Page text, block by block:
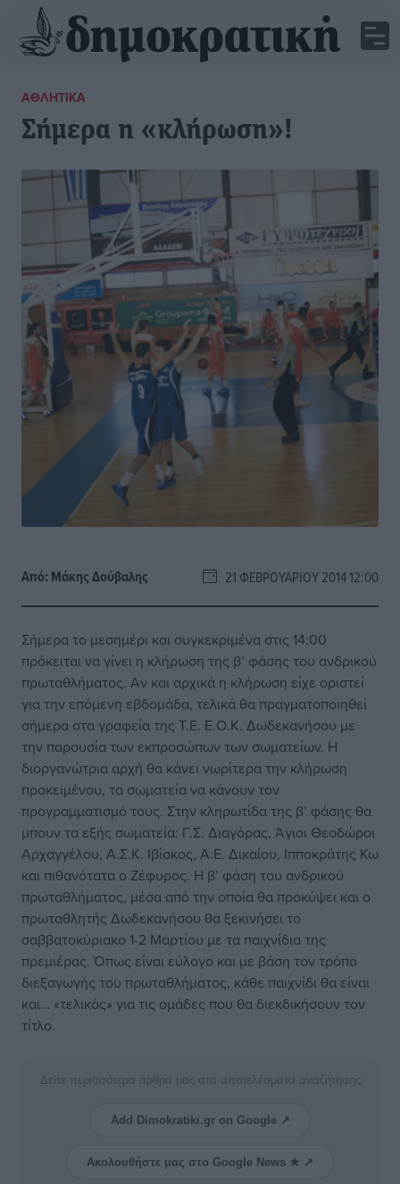
ΑΘΛΗΤΙΚΆ
Σήμερα η «κλήρωση»!
Από: Μάκης Δούβαλης 21 ΦΕΒΡΟΥΑΡΊΟΥ 2014 12:00
Σήμερα το μεσημέρι και συγκεκριμένα στις 14:00
πρόκειται να γίνει η κλήρωση της β’ φάσης του ανδρικού
πρωταθλήματος. Αν και αρχικά η κλήρωση είχε οριστεί
για την επόμενη εβδομάδα, τελικά θα πραγματοποιηθεί
σήμερα στα γραφεία της Τ.Ε. Ε.Ο.Κ. Δωδεκανήσου με
την παρουσία των εκπροσώπων των σωματείων. Η
διοργανώτρια αρχή θα κάνει νωρίτερα την κλήρωση
προκειμένου, τα σωματεία να κάνουν τον
προγραμματισμό τους. Στην κληρωτίδα της β’ φάσης θα
μπουν τα εξής σωματεία: Γ.Σ. Διαγόρας, Άγιοι Θεοδώροι
Αρχαγγέλου, Α.Σ.Κ. Ιβίσκος, Α.Ε. Δικαίου, Ιπποκράτης Κω
και πιθανότατα ο Ζέφυρος. Η β’ φάση του ανδρικού
πρωταθλήματος, μέσα από την οποία θα προκύψει και ο
πρωταθλητής Δωδεκανήσου θα ξεκινήσει το
σαββατοκύριακο 1-2 Μαρτίου με τα παιχνίδια της
πρεμιέρας. Όπως είναι εύλογο και με βάση τον τρόπο
διεξαγωγής του πρωταθλήματος, κάθε παιχνίδι θα είναι
και… «τελικός» για τις ομάδες που θα διεκδικήσουν τον
τίτλο.
Δείτε περισσότερα άρθρα μας στα αποτελέσματα αναζήτησης
Add Dimokratiki.gr on Google ↗
Ακολουθήστε μας στο Google News ★ ↗